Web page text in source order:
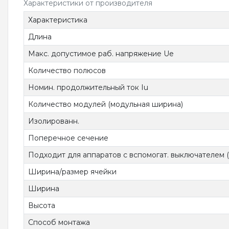
Характеристики от производителя
Характеристика
Длина
Макс. допустимое раб. напряжение Ue
Количество полюсов
Номин. продолжительный ток Iu
Количество модулей (модульная ширина)
Изолированн.
Поперечное сечение
Подходит для аппаратов с вспомогат. выключателем
Ширина/размер ячейки
Ширина
Высота
Способ монтажа